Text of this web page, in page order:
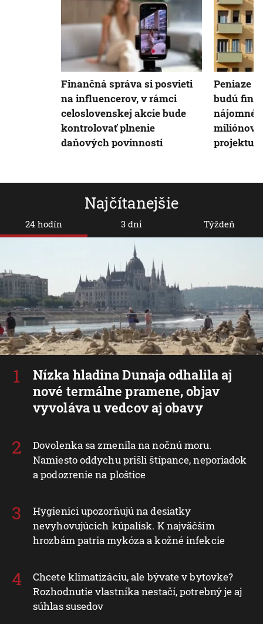
Najčítanejšie
24 hodín
Nízka hladina Dunaja odhalila aj
nové termálne pramene, objav
vyvoláva u vedcov aj obavy
Dovolenka sa zmenila na nočnú moru.
Namiesto oddychu prišli štípance, neporiadok
a podozrenie na ploštice
Hygienici upozorňujú na desiatky
nevyhovujúcich kúpalísk. K najväčším
hrozbám patria mykóza a kožné infekcie
Chcete klimatizáciu, ale bývate v bytovke?
Rozhodnutie vlastníka nestačí, potrebný je aj
súhlas susedov
3 dni Týždeň
Finančná správa si posvieti
na influencerov, v rámci
celoslovenskej akcie bude
kontrolovať plnenie
daňových povinností
Peniaze
budú
nájomné
miliónov
projektu